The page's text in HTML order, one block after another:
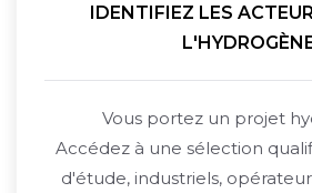
IDENTIFIEZ LES
Vous portez un projet
Accédez à une sélection
d'étude, industriels,